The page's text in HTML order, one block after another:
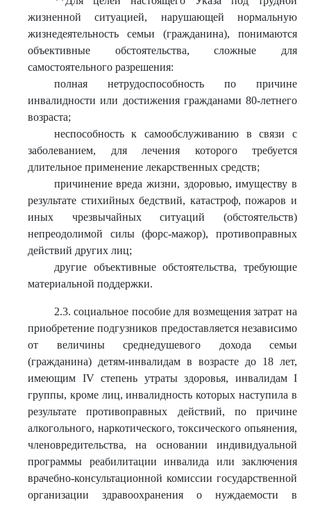
жизненной ситуацией, нарушающей нормальную
жизнедеятельность семьи (гражданина), понимаются
объективные обстоятельства, сложные для
самостоятельного разрешения:
полная нетрудоспособность по причине
инвалидности или достижения гражданами 80-летнего
возраста;
неспособность к самообслуживанию в связи с
заболеванием, для лечения которого требуется
длительное применение лекарственных средств;
причинение вреда жизни, здоровью, имуществу в
результате стихийных бедствий, катастроф, пожаров и
иных чрезвычайных ситуаций (обстоятельств)
непреодолимой силы (форс-мажор), противоправных
действий других лиц;
другие объективные обстоятельства, требующие
материальной поддержки.
2.3. социальное пособие для возмещения затрат на
приобретение подгузников предоставляется независимо
от величины среднедушевого дохода семьи
(гражданина) детям-инвалидам в возрасте до 18 лет,
имеющим IV степень утраты здоровья, инвалидам I
группы, кроме лиц, инвалидность которых наступила в
результате противоправных действий, по причине
алкогольного, наркотического, токсического опьянения,
членовредительства, на основании индивидуальной
программы реабилитации инвалида или заключения
врачебно-консультационной комиссии государственной
организации здравоохранения о нуждаемости в